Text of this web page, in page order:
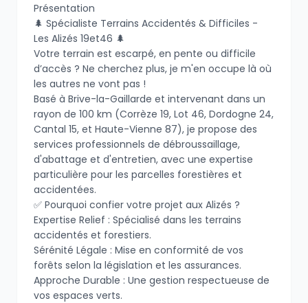
Présentation
​🌲 Spécialiste Terrains Accidentés & Difficiles -
Les Alizés 19et46 🌲
​Votre terrain est escarpé, en pente ou difficile
d’accès ? Ne cherchez plus, je m'en occupe là où
les autres ne vont pas !
​Basé à Brive-la-Gaillarde et intervenant dans un
rayon de 100 km (Corrèze 19, Lot 46, Dordogne 24,
Cantal 15, et Haute-Vienne 87), je propose des
services professionnels de débroussaillage,
d'abattage et d'entretien, avec une expertise
particulière pour les parcelles forestières et
accidentées.
​✅ Pourquoi confier votre projet aux Alizés ?
​Expertise Relief : Spécialisé dans les terrains
accidentés et forestiers.
​Sérénité Légale : Mise en conformité de vos
forêts selon la législation et les assurances.
​Approche Durable : Une gestion respectueuse de
vos espaces verts.